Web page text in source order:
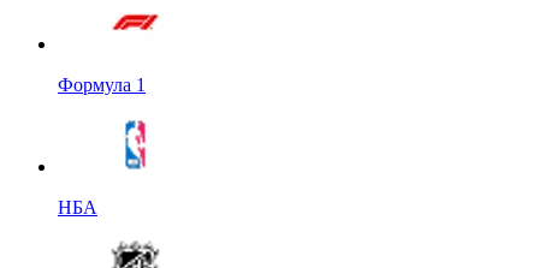
Формула 1
НБА